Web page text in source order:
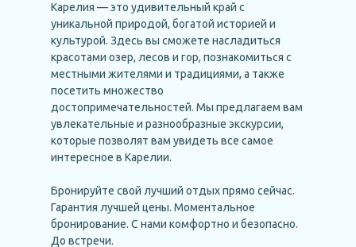
Карелия — это удивительный край с
уникальной природой, богатой историей и
культурой. Здесь вы сможете насладиться
красотами озер, лесов и гор, познакомиться с
местными жителями и традициями, а также
посетить множество
достопримечательностей. Мы предлагаем вам
увлекательные и разнообразные экскурсии,
которые позволят вам увидеть все самое
интересное в Карелии.
Бронируйте свой лучший отдых прямо сейчас.
Гарантия лучшей цены. Моментальное
бронирование. С нами комфортно и безопасно.
До встречи.